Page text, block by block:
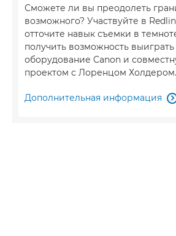
Сможете ли вы преодолеть
возможного? Участвуйте в
отточите навык съемки в
получить возможность
оборудование Canon и
проектом с Лоренцом Холдером.
Дополнительная информация 